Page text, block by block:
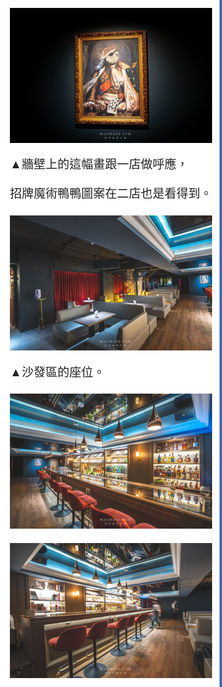
▲牆壁上的這幅畫跟一店做呼應，
招牌魔術鴨鴨圖案在二店也是看得到。
▲沙發區的座位。